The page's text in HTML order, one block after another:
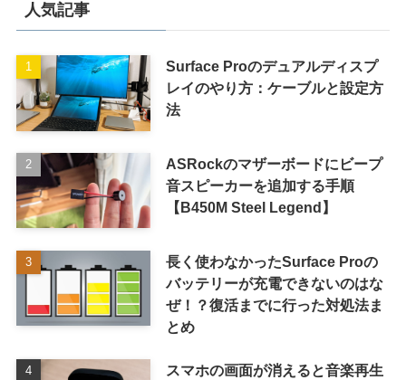
人気記事
Surface Proのデュアルディスプ
レイのやり方：ケーブルと設定方
法
ASRockのマザーボードにビープ
音スピーカーを追加する手順
【B450M Steel Legend】
長く使わなかったSurface Proの
バッテリーが充電できないのはな
ぜ！？復活までに行った対処法ま
とめ
スマホの画面が消えると音楽再生